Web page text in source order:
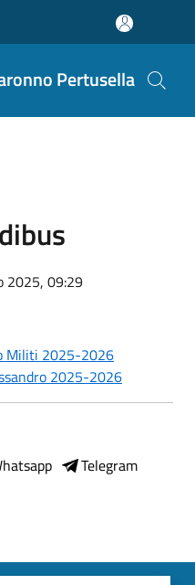
Pertusella
2025, 09:29
Militi 2025-2026
2025-2026
Telegram